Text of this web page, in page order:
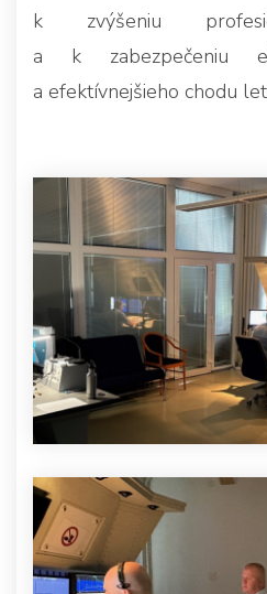
k zvýšeniu
a k zabezpečeniu
a efektívnejšieho chodu